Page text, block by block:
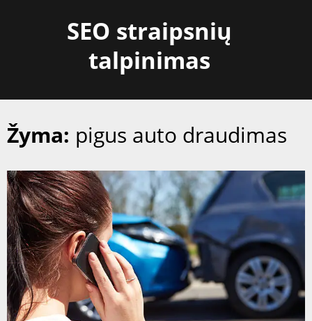
SEO straipsnių
talpinimas
Žyma: pigus auto draudimas